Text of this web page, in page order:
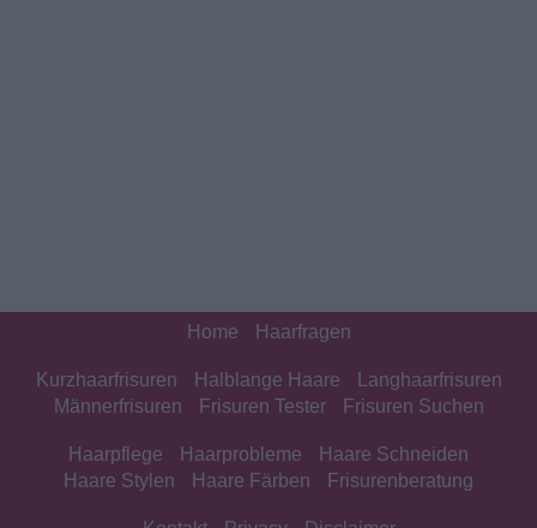
Home Haarfragen
Kurzhaarfrisuren Halblange Haare
Langhaarfrisuren
Männerfrisuren
Frisuren Tester Frisuren Suchen
Haarpflege Haarprobleme
Haare Schneiden
Haare Stylen
Haare Färben Frisurenberatung